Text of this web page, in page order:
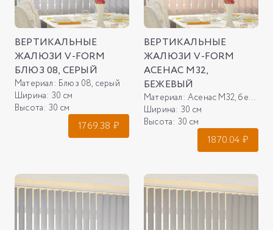
ВЕРТИКАЛЬНЫЕ
ЖАЛЮЗИ V-FORM
БЛЮЗ 08, СЕРЫЙ
Материал: Блюз 08, серый
Ширина: 30 см
Высота: 30 см
1769.38 ₽
ВЕРТИКАЛЬНЫЕ
ЖАЛЮЗИ V-FORM
АСЕНАС М32,
БЕЖЕВЫЙ
Материал: Асенас М32, бежевый
Ширина: 30 см
Высота: 30 см
1870.04 ₽